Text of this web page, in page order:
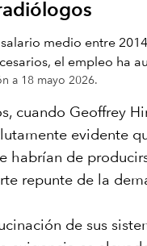
a 18 mayo 2026.
cuando Geoffrey
evidente
habrían de
repunte de la
de sus